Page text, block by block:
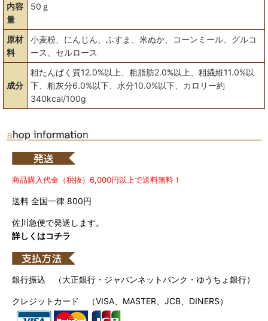
内容
量
50ｇ
原材
料
小麦粉、にんじん、ふすま、米ぬか、コーンミール、グルコ
ース、セルロース
成分
粗たんぱく質12.0%以上、粗脂肪2.0%以上、粗繊維11.0%以
下、粗灰分6.0%以下、水分10.0%以下、カロリー約
340kcal/100g
商品購入代金（税抜）6,000円以上で送料無料！
送料 全国一律 800円
佐川急便で発送します。
詳しくはコチラ
銀行振込 （大正銀行・ジャパンネットバンク・ゆうちょ銀行）
クレジットカード （VISA、MASTER、JCB、DINERS）